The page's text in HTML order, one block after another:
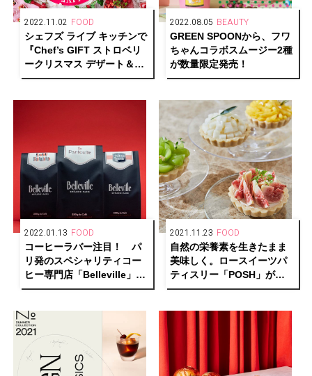
2022.11.02 FOOD
シェフズ ライブ キッチンで
『Chef’s GIFT ストロベリ
ークリスマス デザート＆ラ
イトミールブッフェ』開催
2022.08.05 BEAUTY
GREEN SPOONから、フワ
ちゃんコラボスムージー2種
が数量限定発売！
2022.01.13 FOOD
コーヒーラバー注目！ パ
リ発のスペシャリティコー
ヒー専門店「Belleville」が
満を持して日本上陸。
2021.11.23 FOOD
自然の栄養素を生きたまま
美味しく。ロースイーツパ
ティスリー「POSH」が清
澄白河にオープン！